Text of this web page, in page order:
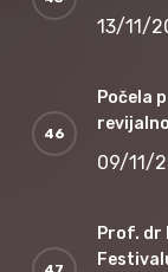
13/11/
Počela
09/11/
Prof. dr